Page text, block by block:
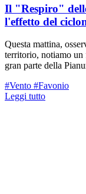
Il "Respiro"
l'effetto del
Questa mattina,
territorio, notiamo un
gran parte della
tepore inaspettato.
#Vento #Favonio
Leggi tutto